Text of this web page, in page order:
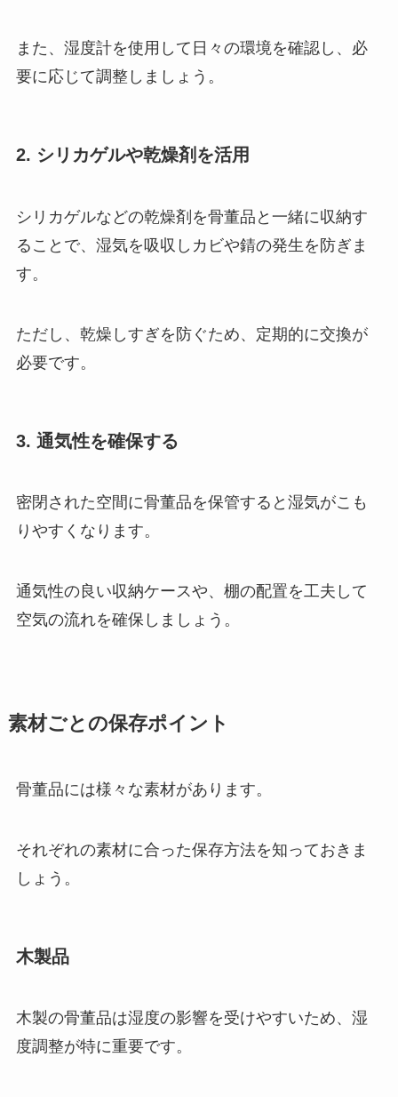
また、湿度計を使用して日々の環境を確認し、必
要に応じて調整しましょう。
2. シリカゲルや乾燥剤を活用
シリカゲルなどの乾燥剤を骨董品と一緒に収納す
ることで、湿気を吸収しカビや錆の発生を防ぎま
す。
ただし、乾燥しすぎを防ぐため、定期的に交換が
必要です。
3. 通気性を確保する
密閉された空間に骨董品を保管すると湿気がこも
りやすくなります。
通気性の良い収納ケースや、棚の配置を工夫して
空気の流れを確保しましょう。
素材ごとの保存ポイント
骨董品には様々な素材があります。
それぞれの素材に合った保存方法を知っておきま
しょう。
木製品
木製の骨董品は湿度の影響を受けやすいため、湿
度調整が特に重要です。